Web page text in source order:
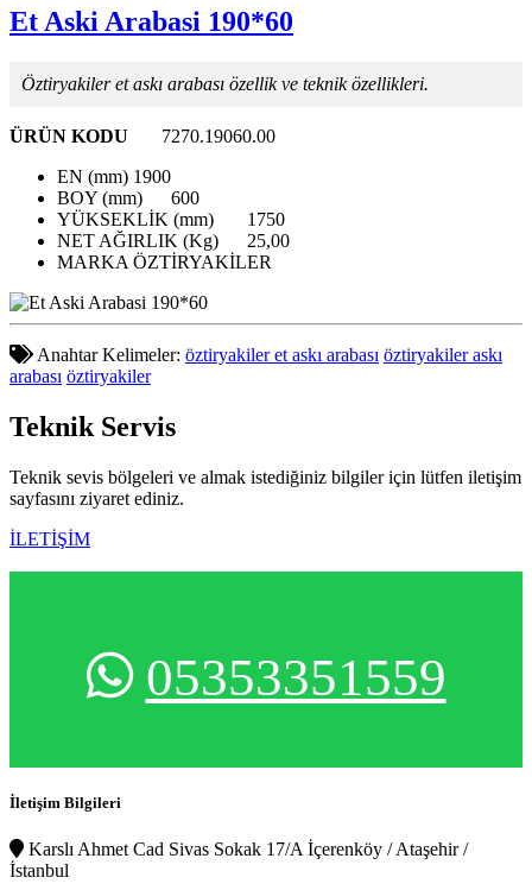
Et Aski Arabasi 190*60
Öztiryakiler et askı arabası özellik ve teknik özellikleri.
ÜRÜN KODU
7270.19060.00
EN (mm) 1900
BOY (mm)
600
YÜKSEKLİK (mm)
1750
NET AĞIRLIK (Kg)
25,00
MARKA ÖZTİRYAKİLER
Anahtar Kelimeler: öztiryakiler et askı arabası öztiryakiler askı
arabası öztiryakiler
Teknik Servis
Teknik sevis bölgeleri ve almak istediğiniz bilgiler için lütfen iletişim
sayfasını ziyaret ediniz.
İLETİŞİM
05353351559
İletişim Bilgileri
Karslı Ahmet Cad Sivas Sokak 17/A İçerenköy / Ataşehir /
İstanbul